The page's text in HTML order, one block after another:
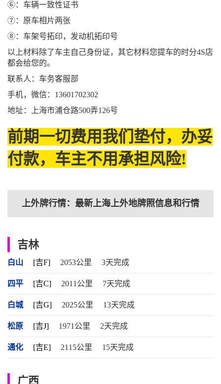
⑥：车辆一致性证书
⑦：原车相片两张
⑧：车架号拓印，发动机拓印号
以上材料除了车主自己身份证，其它材料您提车的时分4S店
都会给您的。
联系人：车务客服部
手机，微信：13601702302
地址：上海市浦仓路500弄126号
前期一切费用我们垫付，办妥
付款，车主不用承担风险!
上外牌行情：最新上海上外地牌照信息和行情
吉林
白山 [吉F] 2053公里 3天完成
四平 [吉C] 2011公里 7天完成
白城 [吉G] 2025公里 13天完成
松原 [吉J] 1971公里 2天完成
通化 [吉E] 2115公里 15天完成
广西